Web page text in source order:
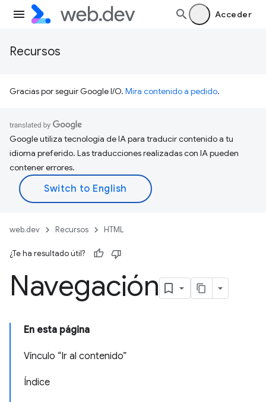
Acceder
Recursos
Gracias por seguir Google I/O. Mira contenido a pedido.
Google utiliza tecnología de IA para traducir contenido a tu
idioma preferido. Las traducciones realizadas con IA pueden
contener errores.
web.dev Recursos HTML
¿Te ha resultado útil?
Navegación
En esta página
Vínculo “Ir al contenido”
Índice